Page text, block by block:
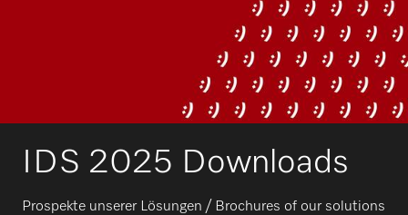
IDS 2025 Downloads
Prospekte unserer Lösungen / Brochures of our solutions